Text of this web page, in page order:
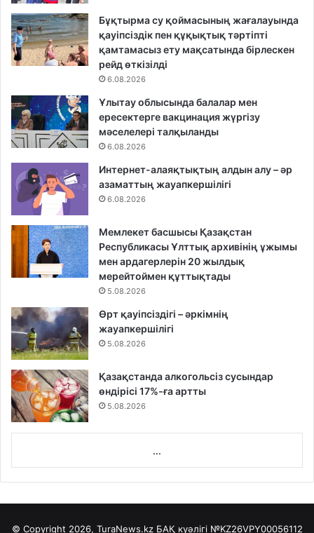
Бұқтырма су қоймасының жағалауында
қауіпсіздік пен құқықтық тәртіпті
қамтамасыз ету мақсатында бірлескен
рейд өткізілді
6.08.2026
Ұлытау облысында балалар мен
ересектерге вакцинация жүргізу
мәселелері талқыланды
6.08.2026
Интернет-алаяқтықтың алдын алу – әр
азаматтың жауапкершілігі
6.08.2026
Мемлекет басшысы Қазақстан
Республикасы Ұлттық архивінің ұжымы
мен ардагерлерін 20 жылдық
мерейтоймен құттықтады
5.08.2026
Өрт қауіпсіздігі – әркімнің
жауапкершілігі
5.08.2026
Қазақстанда алкогольсіз сусындар
өндірісі 17%-ға артты
5.08.2026
...
© Copyright 2026, TuraNews.kz БАҚ куәлігі №KZ26VPY00056112